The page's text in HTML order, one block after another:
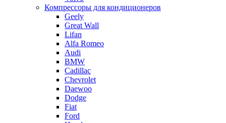
Компрессоры для кондиционеров
Geely
Great Wall
Lifan
Alfa Romeo
Audi
BMW
Cadillac
Chevrolet
Daewoo
Dodge
Fiat
Ford